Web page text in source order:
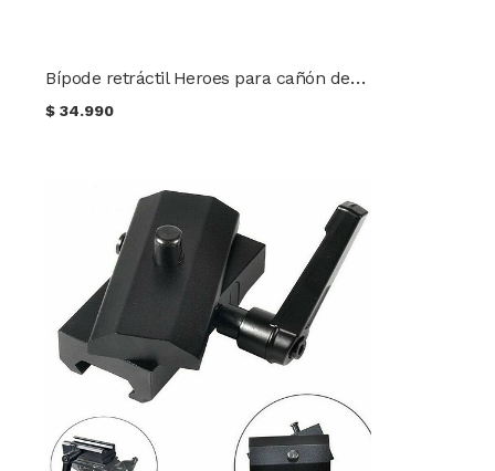
Bípode retráctil Heroes para cañón de 3/4 pulgada
$34.990